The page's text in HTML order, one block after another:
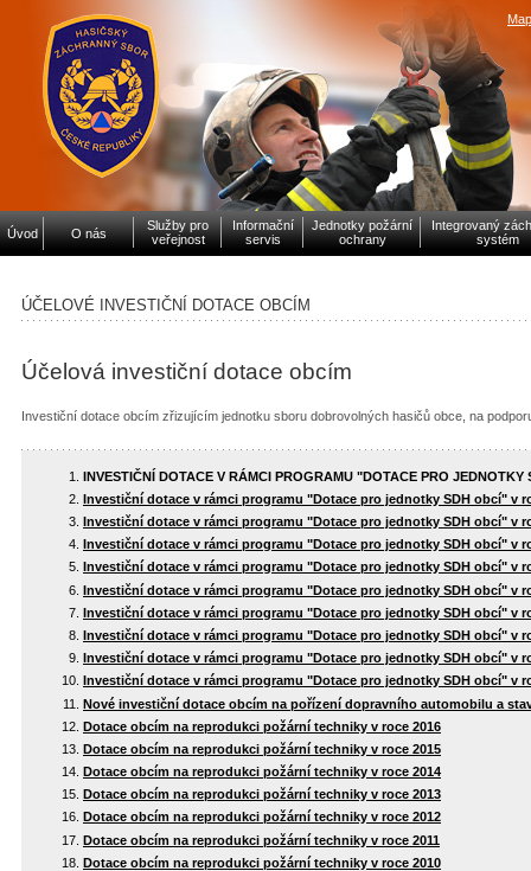
Úvod O nás
Služby pro
veřejnost
Informační
servis
Jednotky požární
ochrany
Integrovaný
systém
ÚČELOVÉ INVESTIČNÍ DOTACE OBCÍM
Účelová investiční dotace obcím
Investiční dotace obcím zřizujícím jednotku sboru dobrovolných hasičů obce, na
INVESTIČNÍ DOTACE V RÁMCI PROGRAMU "DOTACE PRO JEDNOTKY
Investiční dotace v rámci programu "Dotace pro jednotky SDH obcí" v
Investiční dotace v rámci programu "Dotace pro jednotky SDH obcí" v
Investiční dotace v rámci programu "Dotace pro jednotky SDH obcí" v
Investiční dotace v rámci programu "Dotace pro jednotky SDH obcí" v
Investiční dotace v rámci programu "Dotace pro jednotky SDH obcí" v
Investiční dotace v rámci programu "Dotace pro jednotky SDH obcí" v
Investiční dotace v rámci programu "Dotace pro jednotky SDH obcí" v
Investiční dotace v rámci programu "Dotace pro jednotky SDH obcí" v
Investiční dotace v rámci programu "Dotace pro jednotky SDH obcí" v
Nové investiční dotace obcím na pořízení dopravního automobilu a
Dotace obcím na reprodukci požární techniky v roce 2016
Dotace obcím na reprodukci požární techniky v roce 2015
Dotace obcím na reprodukci požární techniky v roce 2014
Dotace obcím na reprodukci požární techniky v roce 2013
Dotace obcím na reprodukci požární techniky v roce 2012
Dotace obcím na reprodukci požární techniky v roce 2011
Dotace obcím na reprodukci požární techniky v roce 2010